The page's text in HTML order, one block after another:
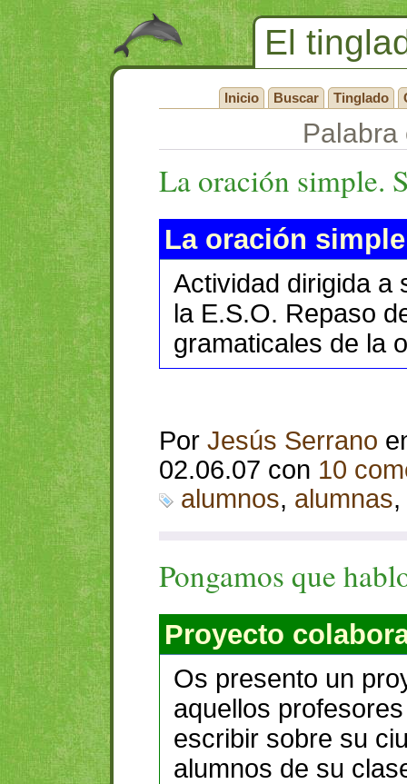
El
Inicio Buscar Tinglado
Palabra
La oración simple.
La oración
Actividad dirigida a
la E.S.O. Repaso
gramaticales de la
Por Jesús Serrano
02.06.07 con 10
alumnos, alumnas,
Pongamos que
Proyecto
Os presento un
aquellos
escribir sobre su
alumnos de su